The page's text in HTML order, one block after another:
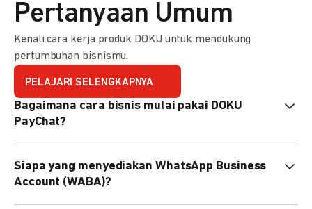
Pertanyaan Umum
Kenali cara kerja produk DOKU untuk mendukung
pertumbuhan bisnismu.
PELAJARI SELENGKAPNYA
Bagaimana cara bisnis mulai pakai DOKU
PayChat?
nanti tim kami bantu setup. Bisa juga pakai nomor
WhatsApp bisnis yang sudah dimiliki sendiri, atau dari
DOKU yang buatkan WhatsApp Bisnis terverifikasi juga
Siapa yang menyediakan WhatsApp Business
Account (WABA)?